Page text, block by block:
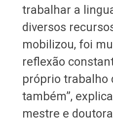
trabalhar a
diversos
mobilizou, foi
reflexão
próprio trabalho
também”,
mestre e